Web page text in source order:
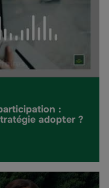
:
adopter ?